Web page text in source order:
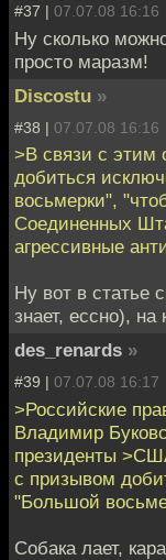
#37 | 07.07.08 16:16
Ну сколько
просто маразм!
Discostu »
#38 | 07.07.08 16:16
>В связи с этим
добиться
восьмерки",
Соединенных
агрессивные
Ну вот в статье
знает, ессно), на
des_renards »
#39 | 07.07.08 16:17
>Российские
Владимир
президенты
с призывом
"Большой
Собака лает,